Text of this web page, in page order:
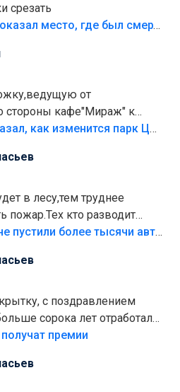
срезать
«Попал на пику»: СК показал место, где был смертельно травмирован ребенок в Тольятти
от
стороны кафе"Мираж" к
то бордюры
еще,видимо,часть
Глава Тольятти рассказал, как изменится парк Центрального района
в лесу,тем труднее
пожар.Тех кто разводит
штрафовать.Камер полно
В тольяттинский лес не пустили более тысячи автомобилей
с поздравлением
сорока лет отработали
премии